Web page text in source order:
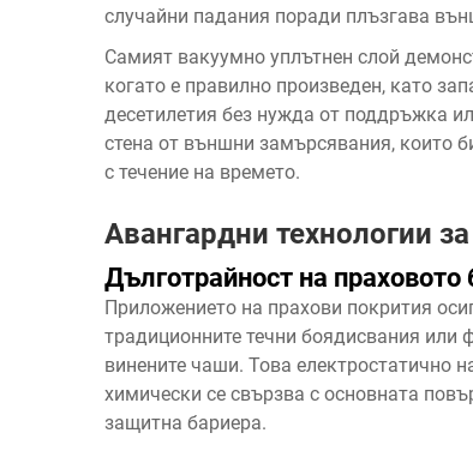
случайни падания поради плъзгава
Самият вакуумно уплътнен слой
когато е правилно произведен, като
десетилетия без нужда от поддръжка
стена от външни замърсявания, които
с течение на времето.
Авангардни технологии
Дълготрайност на праховото
Приложението на прахови покрития
традиционните течни боядисвания
винените чаши. Това електростатично
химически се свързва с основната
защитна бариера.